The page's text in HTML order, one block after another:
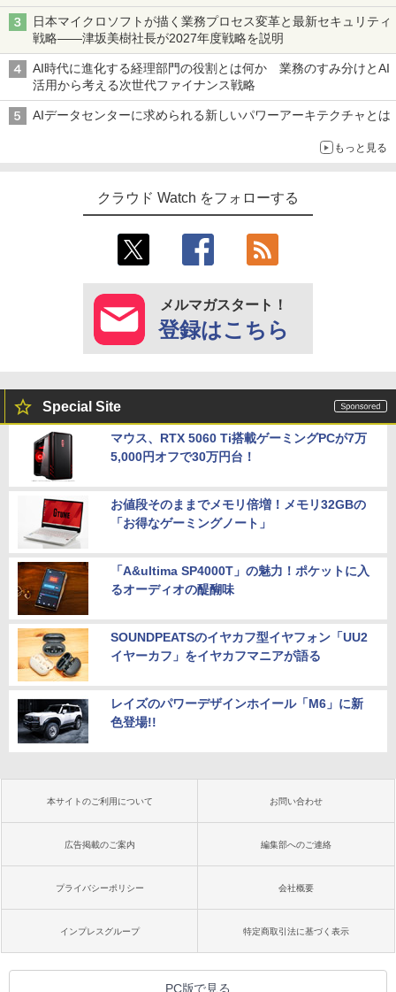
日本マイクロソフトが描く業務プロセス変革と最新セキュリティ
戦略――津坂美樹社長が2027年度戦略を説明
AI時代に進化する経理部門の役割とは何か 業務のすみ分けとAI
活用から考える次世代ファイナンス戦略
AIデータセンターに求められる新しいパワーアーキテクチャとは
もっと見る
クラウド Watch をフォローする
メルマガスタート！
登録はこちら
Special Site
マウス、RTX 5060 Ti搭載ゲーミングPCが7万
5,000円オフで30万円台！
お値段そのままでメモリ倍増！メモリ32GBの
「お得なゲーミングノート」
「A&ultima SP4000T」の魅力！ポケットに入
るオーディオの醍醐味
SOUNDPEATSのイヤカフ型イヤフォン「UU2
イヤーカフ」をイヤカフマニアが語る
レイズのパワーデザインホイール「M6」に新
色登場!!
本サイトのご利用について お問い合わせ
広告掲載のご案内 編集部へのご連絡
プライバシーポリシー 会社概要
インプレスグループ 特定商取引法に基づく表示
PC版で見る